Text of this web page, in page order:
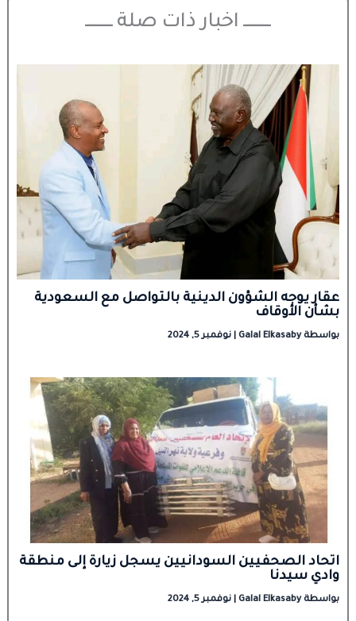
ـــــــــــ اخبار ذات صلة ـــــــــــ
عقار يوجه الشؤون الدينية بالتواصل مع السعودية
بشأن الأوقاف
بواسطة Galal Elkasaby نوفمبر 5, 2024
اتحاد الصحفيين السودانيين يسجل زيارة إلى منطقة
وادي سيدنا
بواسطة Galal Elkasaby نوفمبر 5, 2024